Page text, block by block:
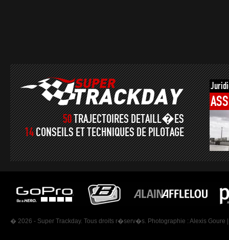
50TRAJECTOIRES DETAILL�ES
14CONSEILS ET TECHNIQUES DE PILOTAGE
� 2026 - Super Trackday. Tous droits r�serv�s. Photographie : Alexis Goure